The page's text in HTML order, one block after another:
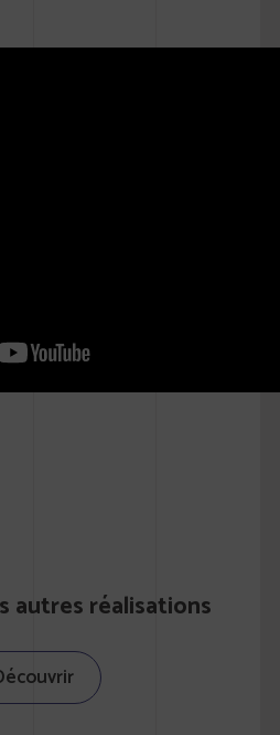
autres réalisations